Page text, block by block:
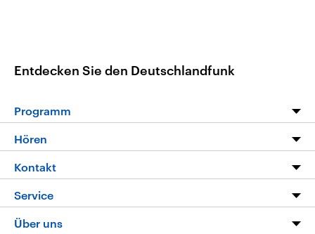
Entdecken Sie den Deutschlandfunk
Programm
Programm
Die Nachrichten
Nachrichtenleicht
Neue Beiträge auf dlf.de
Hören
Livestream
Podcasts
Deutschlandfunk App
Kontakt
Hörerservice
Service
FAQ
Über uns